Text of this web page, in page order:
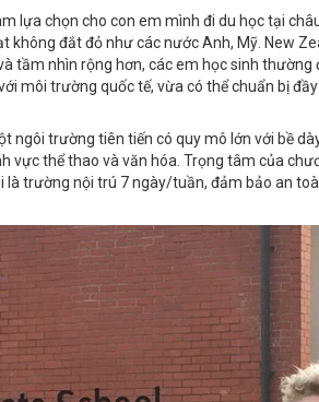
lựa chọn cho con em mình đi du học tại
không đắt đỏ như các nước Anh, Mỹ. New
tầm nhìn rộng hơn, các em học sinh
môi trường quốc tế, vừa có thể chuẩn bị
ngôi trường tiên tiến có quy mô lớn với bề
vực thể thao và văn hóa. Trọng tâm của
là trường nội trú 7 ngày/tuần, đảm bảo an